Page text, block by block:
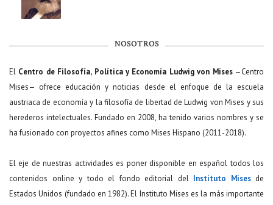
NOSOTROS
El Centro de Filosofía, Política y Economía Ludwig von Mises—Centro
Mises— ofrece educación y noticias desde el enfoque de la escuela
austriaca de economía y la filosofía de libertad de Ludwig von Mises y sus
herederos intelectuales. Fundado en 2008, ha tenido varios nombres y se
ha fusionado con proyectos afines como Mises Hispano (2011-2018).
El eje de nuestras actividades es poner disponible en español todos los
contenidos online y todo el fondo editorial del Instituto Misesde
Estados Unidos (fundado en 1982). El Instituto Mises es la más importante